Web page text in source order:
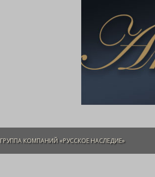
ГРУППА КОМПАНИЙ «РУССКОЕ НАСЛЕДИЕ»